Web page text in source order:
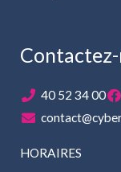
40 52 34 00
HORAIRES